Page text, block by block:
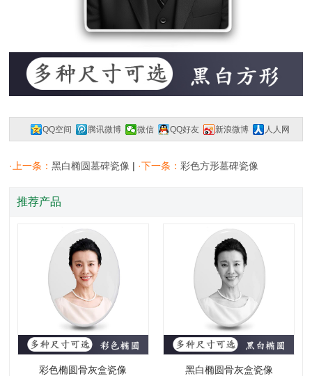
QQ空间 腾讯微博 微信 QQ好友 新浪微博
人人网
·上一条：黑白椭圆墓碑瓷像 | ·下一条：彩色方形墓碑瓷像
推荐产品
彩色椭圆骨灰盒瓷像 黑白椭圆骨灰盒瓷像